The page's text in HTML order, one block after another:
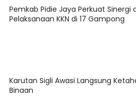
Pemkab Pidie Jaya Perkuat Sinergi
Pelaksanaan KKN di 17 Gampong
Karutan Sigli Awasi Langsung
Binaan